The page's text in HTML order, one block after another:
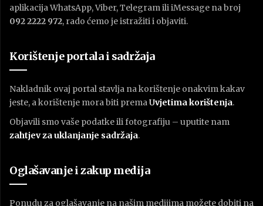
aplikacija WhatsApp, Viber, Telegram ili iMessage na broj
092 2222 972, rado ćemo je istražiti i objaviti.
Korištenje portala i sadržaja
Nakladnik ovaj portal stavlja na korištenje onakvim kakav
jeste, a korištenje mora biti premaUvjetima korištenja.
Objavili smo vaše podatke ili fotografiju – uputite nam
zahtjev za uklanjanje sadržaja.
Oglašavanje i zakup medija
Ponudu za oglašavanje na našim medijima možete dobiti na